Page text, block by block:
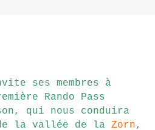
ses membres à
Rando Pass
qui nous conduira
la vallée de la Zorn,